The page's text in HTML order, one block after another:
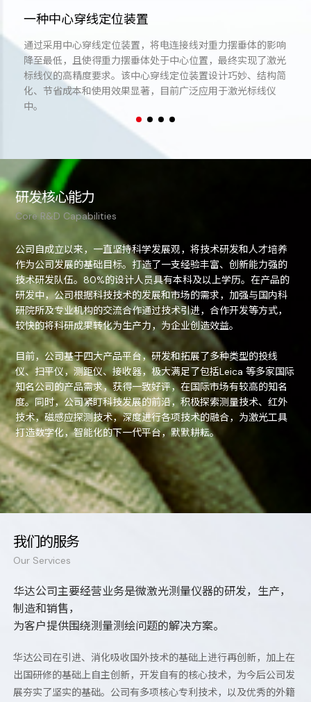
一种中心穿线定位装置
通过采用中心穿线定位装置，将电连接线对重力摆垂体的影响
降至最低，且使得重力摆垂体处于中心位置，最终实现了激光
标线仪的高精度要求。该中心穿线定位装置设计巧妙、结构简
化、节省成本和使用效果显著，目前广泛应用于激光标线仪
中。
研发核心能力
Core R&D Capabilities
公司自成立以来，一直坚持科学发展观，将技术研发和人才培养
作为公司发展的基础目标。打造了一支经验丰富、创新能力强的
技术研发队伍。80%的设计人员具有本科及以上学历。在产品的
研发中，公司根据科技技术的发展和市场的需求，加强与国内科
研院所及专业机构的交流合作通过技术引进，合作开发等方式，
较快的将科研成果转化为生产力，为企业创造效益。
目前，公司基于四大产品平台，研发和拓展了多种类型的投线
仪、扫平仪，测距仪、接收器，极大满足了包括Leica 等多家国际
知名公司的产品需求，获得一致好评，在国际市场有较高的知名
度。同时，公司紧盯科技发展的前沿，积极探索测量技术、红外
技术，磁感应探测技术，深度进行各项技术的融合，为激光工具
打造数字化，智能化的下一代平台，默默耕耘。
我们的服务
Our Services
华达公司主要经营业务是微激光测量仪器的研发，生产，
制造和销售，
为客户提供围绕测量测绘问题的解决方案。
华达公司在引进、消化吸收国外技术的基础上进行再创新，加上在
出国研修的基础上自主创新，开发自有的核心技术，为今后公司发
展夯实了坚实的基础。公司有多项核心专利技术，以及优秀的外籍